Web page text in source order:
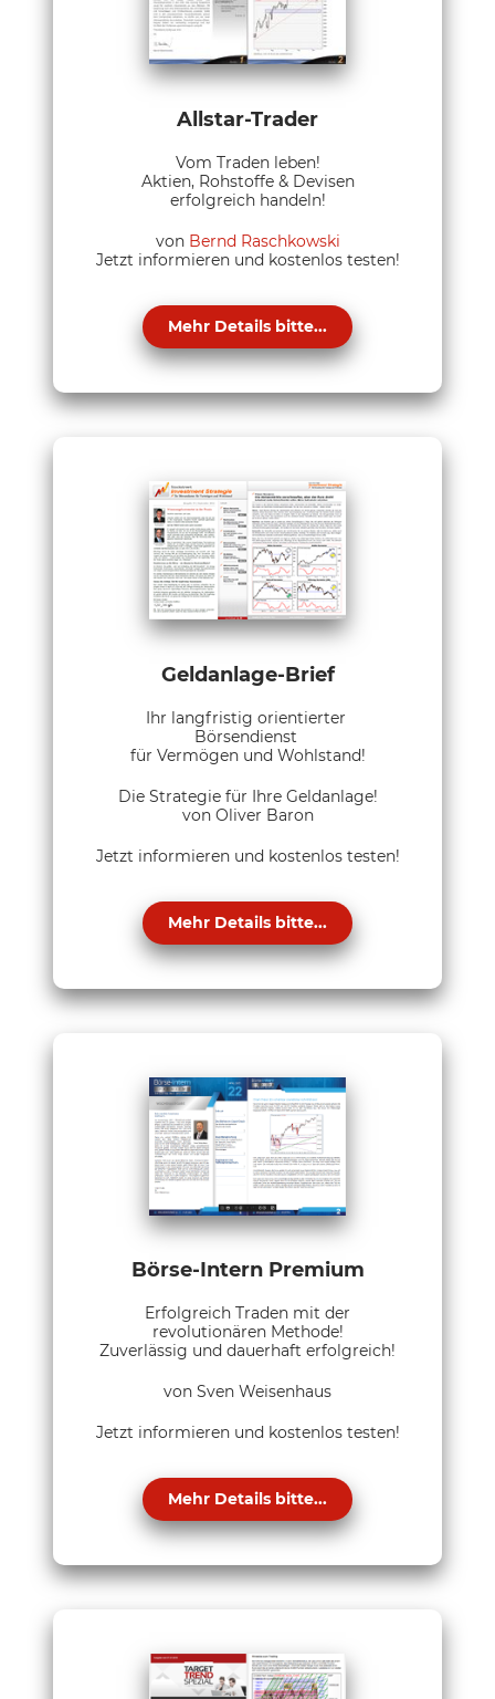
Allstar-Trader
Vom Traden leben!
Aktien, Rohstoffe & Devisen
erfolgreich handeln!
von Bernd Raschkowski
Jetzt informieren und kostenlos testen!
Mehr Details bitte...
Geldanlage-Brief
Ihr langfristig orientierter
Börsendienst
für Vermögen und Wohlstand!
Die Strategie für Ihre Geldanlage!
von Oliver Baron
Jetzt informieren und kostenlos testen!
Mehr Details bitte...
Börse-Intern Premium
Erfolgreich Traden mit der
revolutionären Methode!
Zuverlässig und dauerhaft erfolgreich!
von Sven Weisenhaus
Jetzt informieren und kostenlos testen!
Mehr Details bitte...